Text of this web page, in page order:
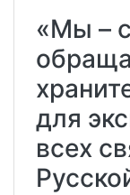
«Мы –
для
всех